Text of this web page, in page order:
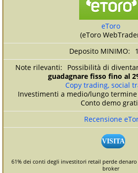
eToro
(eToro
Possibilità di
guadagnare fisso fino al
Copy trading, social
Investimenti a medio/lungo termine
Conto demo
Recensione
VISITA
61% dei conti degli investitori retail perde
broker